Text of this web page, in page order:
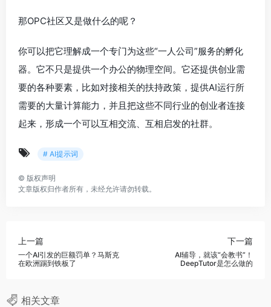
那OPC社区又是做什么的呢？
你可以把它理解成一个专门为这些“一人公司”服务的孵化
器。它不只是提供一个办公的物理空间。它还提供创业需
要的各种要素，比如对接相关的扶持政策，提供AI运行所
需要的大量计算能力，并且把这些不同行业的创业者连接
起来，形成一个可以互相交流、互相启发的社群。
# AI提示词
© 版权声明
文章版权归作者所有，未经允许请勿转载。
上一篇
一个AI引发的巨额罚单？马斯克
在欧洲踢到铁板了
下一篇
AI辅导，就该“会教书”！
DeepTutor是怎么做的
相关文章